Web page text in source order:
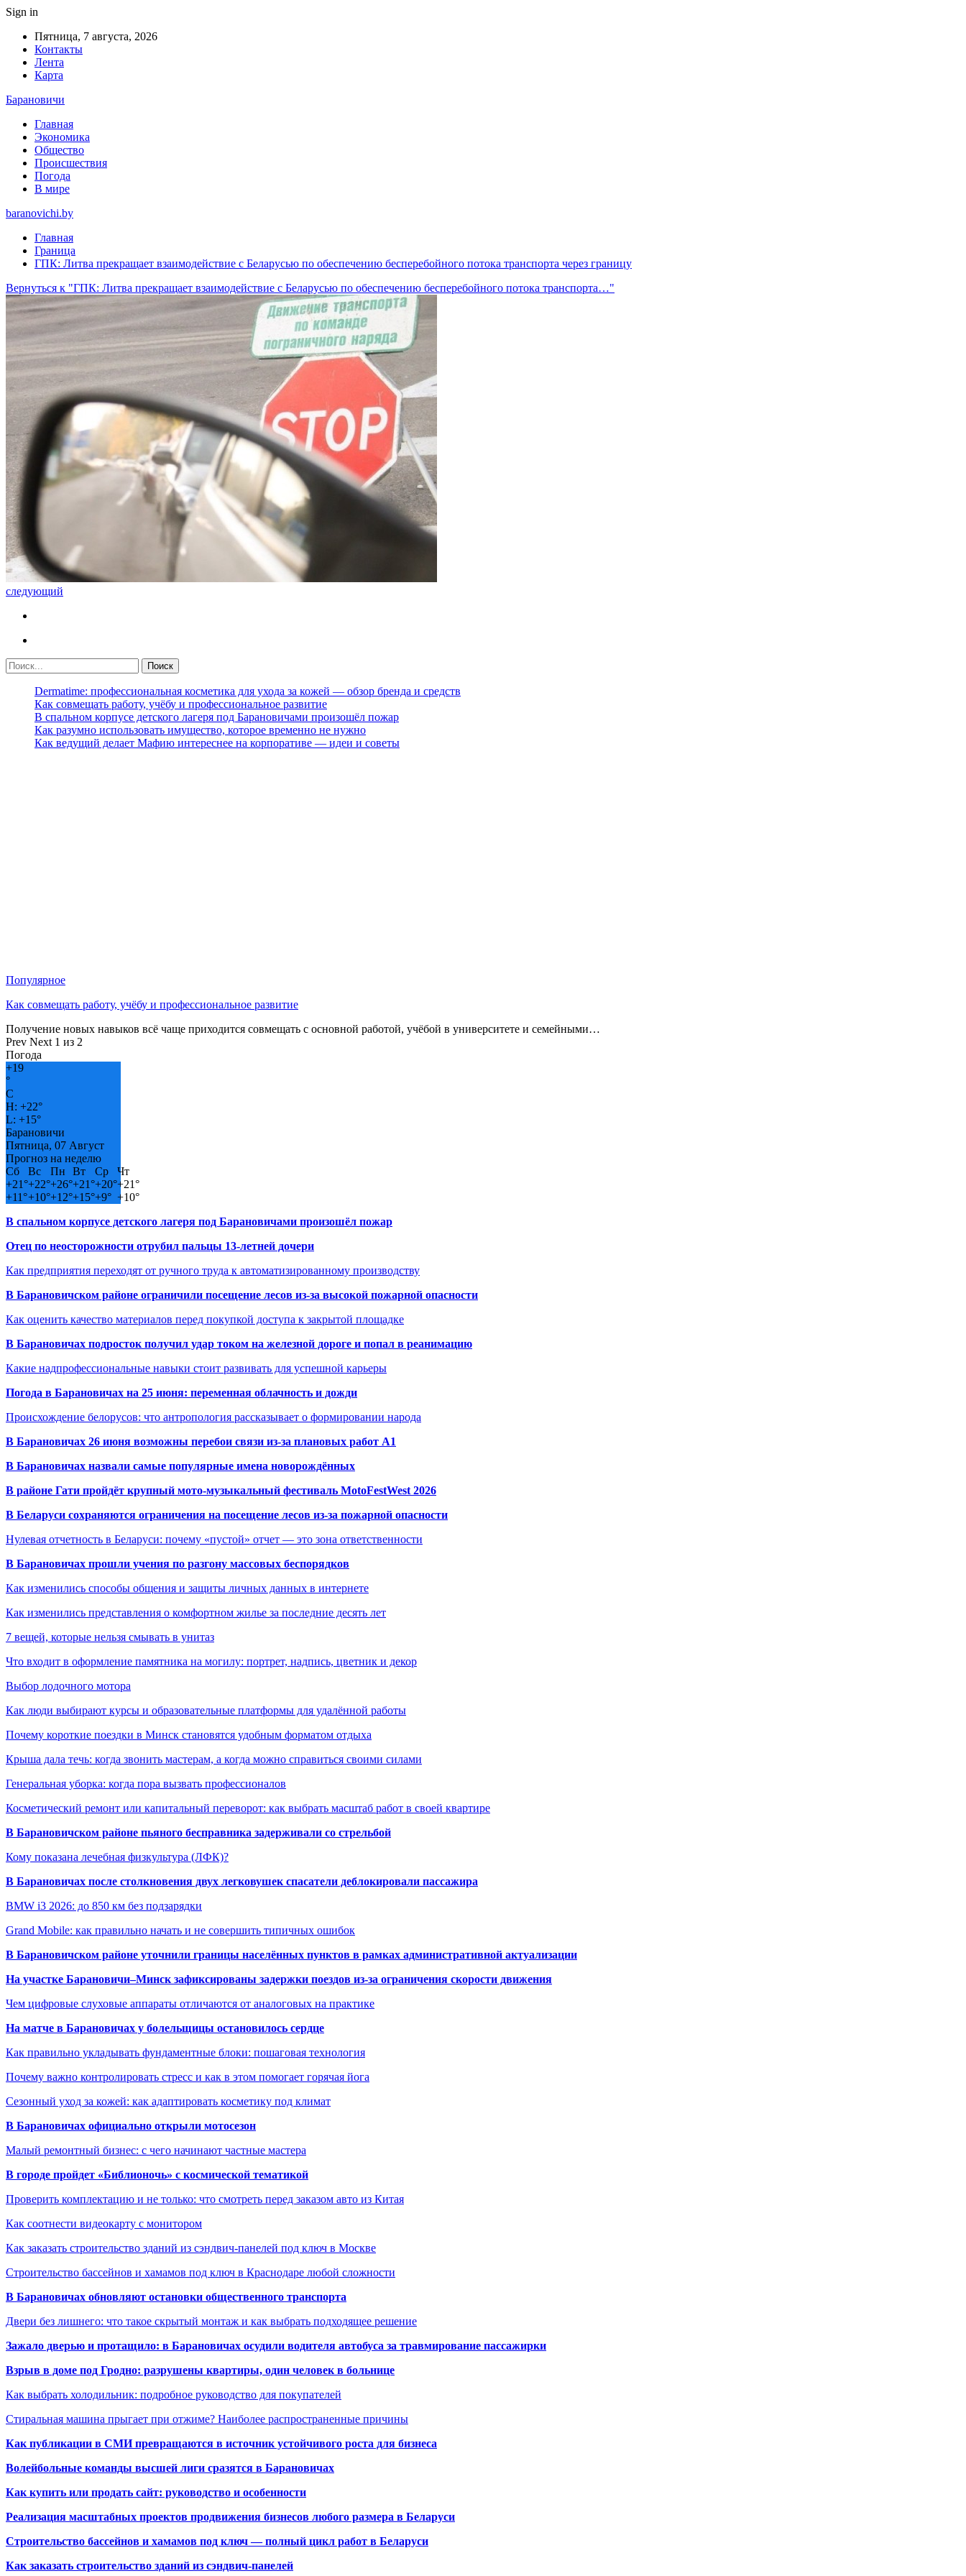
Sign in
Пятница, 7 августа, 2026
Контакты
Лента
Карта
Барановичи
Главная
Экономика
Общество
Происшествия
Погода
В мире
baranovichi.by
Главная
Граница
ГПК: Литва прекращает взаимодействие с Беларусью по обеспечению бесперебойного потока транспорта через границу
Вернуться к "ГПК: Литва прекращает взаимодействие с Беларусью по обеспечению бесперебойного потока транспорта…"
следующий
Dermatime: профессиональная косметика для ухода за кожей — обзор бренда и средств
Как совмещать работу, учёбу и профессиональное развитие
В спальном корпусе детского лагеря под Барановичами произошёл пожар
Как разумно использовать имущество, которое временно не нужно
Как ведущий делает Мафию интереснее на корпоративе — идеи и советы
Популярное
Как совмещать работу, учёбу и профессиональное развитие
Получение новых навыков всё чаще приходится совмещать с основной работой, учёбой в университете и семейными…
Prev Next 1 из 2
Погода
+19
°
C
H: +22°
L: +15°
Барановичи
Пятница, 07 Август
Прогноз на неделю
Сб
Вс Пн Вт Ср
Чт
+21°+22°+26°+21°+20°+21°
+11°+10°+12°+15°+9° +10°
В спальном корпусе детского лагеря под Барановичами произошёл пожар
Отец по неосторожности отрубил пальцы 13-летней дочери
Как предприятия переходят от ручного труда к автоматизированному производству
В Барановичском районе ограничили посещение лесов из-за высокой пожарной опасности
Как оценить качество материалов перед покупкой доступа к закрытой площадке
В Барановичах подросток получил удар током на железной дороге и попал в реанимацию
Какие надпрофессиональные навыки стоит развивать для успешной карьеры
Погода в Барановичах на 25 июня: переменная облачность и дожди
Происхождение белорусов: что антропология рассказывает о формировании народа
В Барановичах 26 июня возможны перебои связи из-за плановых работ A1
В Барановичах назвали самые популярные имена новорождённых
В районе Гати пройдёт крупный мото-музыкальный фестиваль MotoFestWest 2026
В Беларуси сохраняются ограничения на посещение лесов из-за пожарной опасности
Нулевая отчетность в Беларуси: почему «пустой» отчет — это зона ответственности
В Барановичах прошли учения по разгону массовых беспорядков
Как изменились способы общения и защиты личных данных в интернете
Как изменились представления о комфортном жилье за последние десять лет
7 вещей, которые нельзя смывать в унитаз
Что входит в оформление памятника на могилу: портрет, надпись, цветник и декор
Выбор лодочного мотора
Как люди выбирают курсы и образовательные платформы для удалённой работы
Почему короткие поездки в Минск становятся удобным форматом отдыха
Крыша дала течь: когда звонить мастерам, а когда можно справиться своими силами
Генеральная уборка: когда пора вызвать профессионалов
Косметический ремонт или капитальный переворот: как выбрать масштаб работ в своей квартире
В Барановичском районе пьяного бесправника задерживали со стрельбой
Кому показана лечебная физкультура (ЛФК)?
В Барановичах после столкновения двух легковушек спасатели деблокировали пассажира
BMW i3 2026: до 850 км без подзарядки
Grand Mobile: как правильно начать и не совершить типичных ошибок
В Барановичском районе уточнили границы населённых пунктов в рамках административной актуализации
На участке Барановичи–Минск зафиксированы задержки поездов из-за ограничения скорости движения
Чем цифровые слуховые аппараты отличаются от аналоговых на практике
На матче в Барановичах у болельщицы остановилось сердце
Как правильно укладывать фундаментные блоки: пошаговая технология
Почему важно контролировать стресс и как в этом помогает горячая йога
Сезонный уход за кожей: как адаптировать косметику под климат
В Барановичах официально открыли мотосезон
Малый ремонтный бизнес: с чего начинают частные мастера
В городе пройдет «Библионочь» с космической тематикой
Проверить комплектацию и не только: что смотреть перед заказом авто из Китая
Как соотнести видеокарту с монитором
Как заказать строительство зданий из сэндвич-панелей под ключ в Москве
Строительство бассейнов и хамамов под ключ в Краснодаре любой сложности
В Барановичах обновляют остановки общественного транспорта
Двери без лишнего: что такое скрытый монтаж и как выбрать подходящее решение
Зажало дверью и протащило: в Барановичах осудили водителя автобуса за травмирование пассажирки
Взрыв в доме под Гродно: разрушены квартиры, один человек в больнице
Как выбрать холодильник: подробное руководство для покупателей
Стиральная машина прыгает при отжиме? Наиболее распространенные причины
Как публикации в СМИ превращаются в источник устойчивого роста для бизнеса
Волейбольные команды высшей лиги сразятся в Барановичах
Как купить или продать сайт: руководство и особенности
Реализация масштабных проектов продвижения бизнесов любого размера в Беларуси
Строительство бассейнов и хамамов под ключ — полный цикл работ в Беларуси
Как заказать строительство зданий из сэндвич-панелей